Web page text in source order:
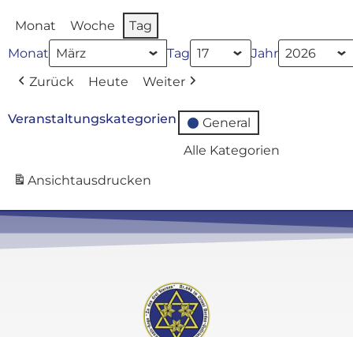
Monat Woche
Tag
Monat
Tag
Jahr
Zurück
Heute Weiter
Veranstaltungskategorien
General
Alle Kategorien
Ansichtausdrucken